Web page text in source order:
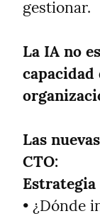
gestionar.
La IA no
capacidad
Las
CTO:
Estrategia
• ¿Dónde